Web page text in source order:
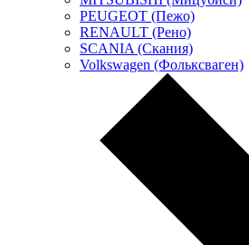
PEUGEOT (Пежо)
RENAULT (Рено)
SCANIA (Скания)
Volkswagen (Фольксваген)